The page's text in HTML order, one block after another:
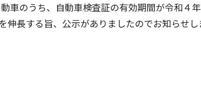
のうち、自動車検査証の有効期間が令和４
長する旨、公示がありましたのでお知らせし